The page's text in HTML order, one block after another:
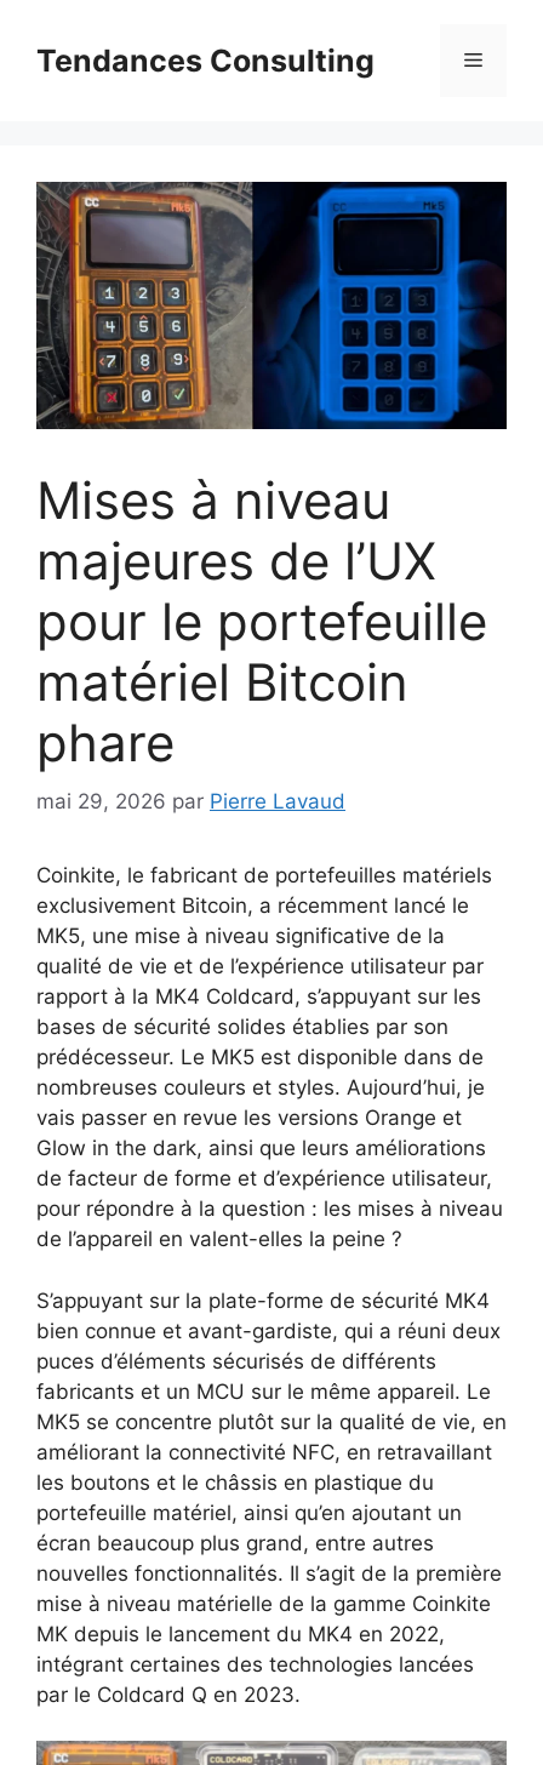
contenuTendances Consulting Menu
Mises à niveau
majeures de l’UX
pour le portefeuille
matériel Bitcoin
phare
mai 29, 2026 par Pierre Lavaud
Coinkite, le fabricant de portefeuilles matériels
exclusivement Bitcoin, a récemment lancé le
MK5, une mise à niveau significative de la
qualité de vie et de l’expérience utilisateur par
rapport à la MK4 Coldcard, s’appuyant sur les
bases de sécurité solides établies par son
prédécesseur. Le MK5 est disponible dans de
nombreuses couleurs et styles. Aujourd’hui, je
vais passer en revue les versions Orange et
Glow in the dark, ainsi que leurs améliorations
de facteur de forme et d’expérience utilisateur,
pour répondre à la question : les mises à niveau
de l’appareil en valent-elles la peine ?
S’appuyant sur la plate-forme de sécurité MK4
bien connue et avant-gardiste, qui a réuni deux
puces d’éléments sécurisés de différents
fabricants et un MCU sur le même appareil. Le
MK5 se concentre plutôt sur la qualité de vie, en
améliorant la connectivité NFC, en retravaillant
les boutons et le châssis en plastique du
portefeuille matériel, ainsi qu’en ajoutant un
écran beaucoup plus grand, entre autres
nouvelles fonctionnalités. Il s’agit de la première
mise à niveau matérielle de la gamme Coinkite
MK depuis le lancement du MK4 en 2022,
intégrant certaines des technologies lancées
par le Coldcard Q en 2023.